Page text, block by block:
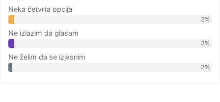
Neka četvrta opcija
3%
Ne izlazim da glasam
3%
Ne želim da se izjasnim
2%